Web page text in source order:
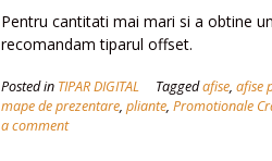
Pentru cantitati mai mari si a obtine
recomandam tiparul offset.
Posted in TIPAR DIGITAL Taggedafise,afise
mape de prezentare,pliante,Promotionale
a comment